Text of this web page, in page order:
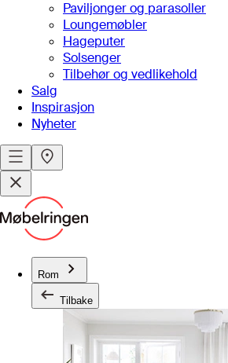
Paviljonger og parasoller
Loungemøbler
Hageputer
Solsenger
Tilbehør og vedlikehold
Salg
Inspirasjon
Nyheter
Rom
Tilbake